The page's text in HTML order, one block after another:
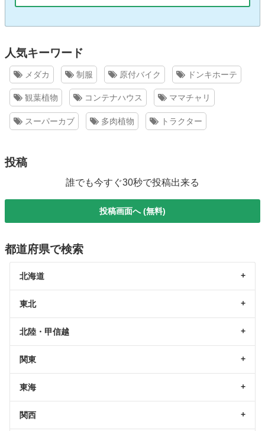
人気キーワード
メダカ 制服 原付バイク ドンキホーテ
観葉植物 コンテナハウス ママチャリ
スーパーカブ 多肉植物 トラクター
投稿
誰でも今すぐ30秒で投稿出来る
投稿画面へ (無料)
都道府県で検索
北海道
東北
北陸・甲信越
関東
東海
関西